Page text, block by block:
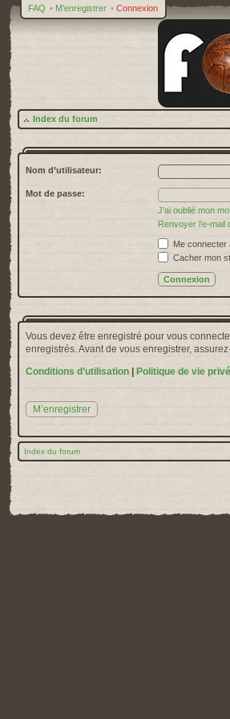
FAQ • M’enregistrer • Connexion
Index du forum
Nom d’utilisateur:
Mot de passe:
J’ai oublié mon
Renvoyer l’e-mail
Me connecter
Cacher mon
Vous devez être enregistré pour vous
enregistrés. Avant de vous enregistrer,
Conditions d’utilisation
Politique de vie
M’enregistrer
Index du forum